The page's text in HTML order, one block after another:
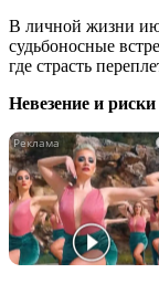
В личной жизни
судьбоносные
где страсть
Невезение и риски